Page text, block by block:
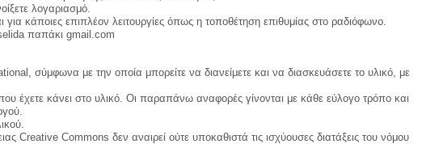
λογαριασμό.
κάποιες επιπλέον λειτουργίες όπως η τοποθέτηση επιθυμίας στο ραδιόφωνο.
παπάκι gmail.com
σύμφωνα με την οποία μπορείτε να διανείμετε και να διασκευάσετε το υλικό, με
έχετε κάνει στο υλικό. Οι παραπάνω αναφορές γίνονται με κάθε εύλογο τρόπο και
Creative Commons δεν αναιρεί ούτε υποκαθιστά τις ισχύουσες διατάξεις του νόμου